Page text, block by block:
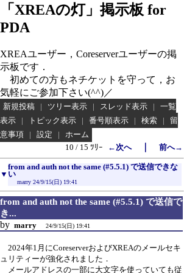
「XREAの灯」掲示板 for
PDA
XREAユーザー，Coreserverユーザーの掲
示板です．
初めての方もネチケットを守って，お
気軽にご参加下さい(^^)／
新規投稿 | ツリー表示 | スレッド表示 |
一覧
表示
| トピック表示 | 番号順表示 | 検索 |
留
意事項
| 設定 |
ホーム
10 / 15 ﾂﾘｰ
←次へ｜ 前へ→
▼
from and auth not the same (#5.5.1) で送信できな
い
marry 24/9/15(日) 19:41
from and auth not the same (#5.5.1) で送信で
き...
by marry 24/9/15(日) 19:41
2024年1月にCoreserverおよびXREAのメールセキ
ュリティーが強化されました．
メールアドレスの一部に大文字を使っていても従